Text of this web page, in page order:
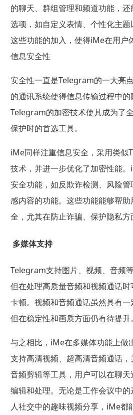
的聊天、群组管理和频道功能，
选项，如自定义表情、个性化主题
这些功能的加入，使得iMe在用户
信息安全性
安全性一直是Telegram的一大亮
的通讯系统使得信息传输过程中的
Telegram的加密技术使其成为了
保护时的首选工具。
iMe同样注重信息安全，采用类似
技术，并进一步优化了加密性能
安全功能，如反欺诈检测、风险
感内容的功能。这些功能能够帮
全，尤其在防止诈骗、保护隐私方
多媒体支持
Telegram支持图片、视频、音频
但在处理高质量音频和视频通话
卡顿。视频和音频通话虽然具有一
但在稳定性和画质方面仍有待提升。
与之相比，iMe在多媒体功能上做
支持高清视频、超高清音频通话，
音频剪辑等工具，用户可以在聊
编辑和处理。无论是工作会议中
人社交中的趣味视频分享，iMe都